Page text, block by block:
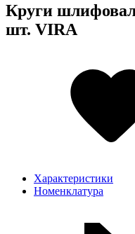
Круги
шт. VIRA
Характеристики
Номенклатура